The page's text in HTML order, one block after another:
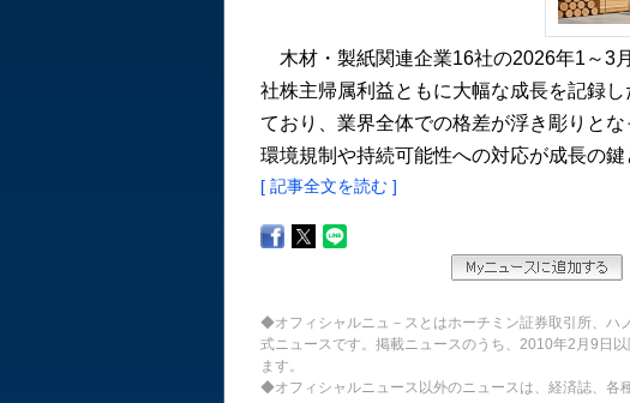
木材・製紙関連企業16社の2026年1～3
社株主帰属利益ともに大幅な成長を記録
ており、業界全体での格差が浮き彫りと
環境規制や持続可能性への対応が成長の
[ 記事全文を読む ]
◆オフィシャルニュ－スとはホーチミン証券取引所、ハ
式ニュースです。掲載ニュースのうち、2010年2月9日
ます。
◆オフィシャルニュース以外のニュースは、経済誌、各